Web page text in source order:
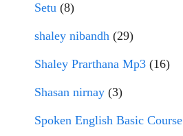
Setu (8)
shaley nibandh (29)
Shaley Prarthana Mp3 (16)
Shasan nirnay (3)
Spoken English Basic Course